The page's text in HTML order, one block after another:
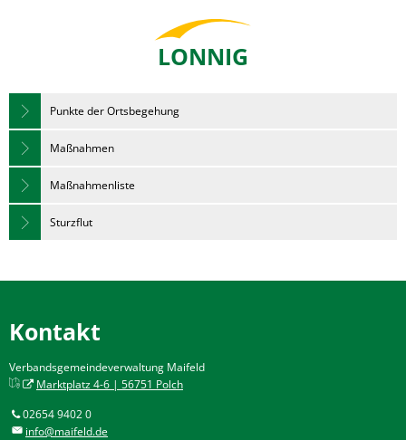
LONNIG
Punkte der Ortsbegehung
Maßnahmen
Maßnahmenliste
Sturzflut
Kontakt
Verbandsgemeindeverwaltung Maifeld
Marktplatz 4-6 | 56751 Polch
02654 9402 0
info@maifeld.de